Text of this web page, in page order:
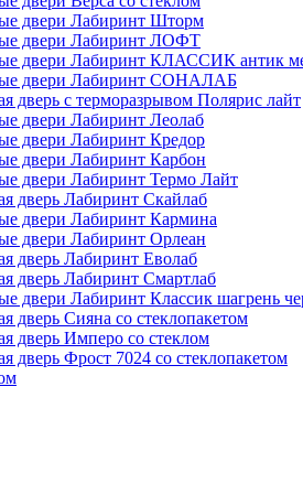
двери Лабиринт Шторм
двери Лабиринт ЛОФТ
двери Лабиринт КЛАССИК антик
двери Лабиринт СОНАЛАБ
дверь с терморазрывом Полярис лайт
двери Лабиринт Леолаб
двери Лабиринт Кредор
двери Лабиринт Карбон
двери Лабиринт Термо Лайт
дверь Лабиринт Скайлаб
двери Лабиринт Кармина
двери Лабиринт Орлеан
дверь Лабиринт Еволаб
дверь Лабиринт Смартлаб
двери Лабиринт Классик шагрень
дверь Сияна со стеклопакетом
дверь Имперо со стеклом
дверь Фрост 7024 со стеклопакетом